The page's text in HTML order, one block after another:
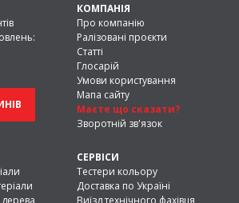
стабільне покриття та захищати
від атмосферних та механічних
КОМПАНІЯ
Про компанію
Ралізовані проєкти
Статті
Глосарій
Умови користування
Мапа сайту
Маєте що сказати?
Зворотній зв'язок
СЕРВІСИ
Тестери кольору
Доставка по Україні
Виїзд технічного фахівця